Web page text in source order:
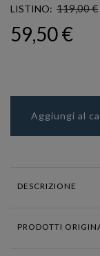
LISTINO: 119,00 €
59,50 €
Aggiungi al
DESCRIZIONE
PRODOTTI